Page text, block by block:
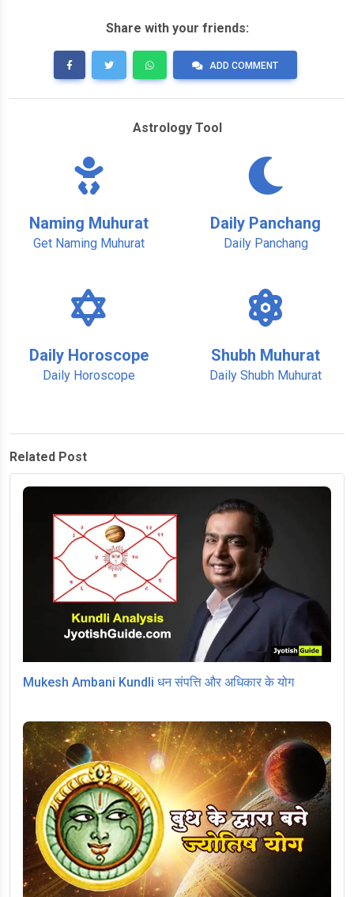
Share with your friends:
ADD COMMENT
Astrology Tool
Naming Muhurat
Get Naming Muhurat
Daily Panchang
Daily Panchang
Daily Horoscope
Daily Horoscope
Shubh Muhurat
Daily Shubh Muhurat
Related Post
Mukesh Ambani Kundli धन संपत्ति और अधिकार के योग